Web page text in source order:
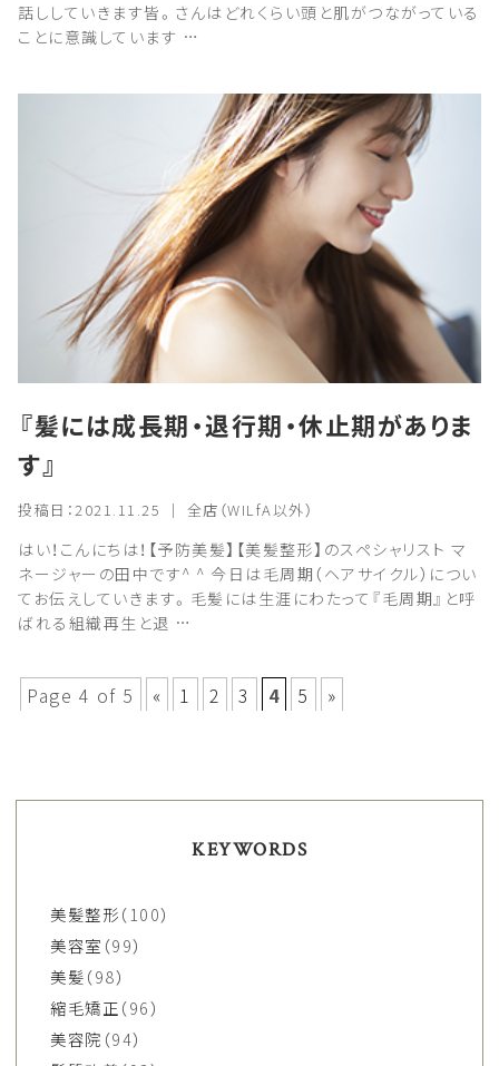
話ししていきます皆。さんはどれくらい頭と肌がつながっている
ことに意識しています …
『髪には成長期・退行期・休止期がありま
す』
投稿日：2021.11.25 ｜ 全店（WILfA以外）
はい！こんにちは！【予防美髪】【美髪整形】のスペシャリスト マ
ネージャーの田中です^ ^ 今日は毛周期（ヘアサイクル）につい
てお伝えしていきます。毛髪には生涯にわたって『毛周期』と呼
ばれる組織再生と退 …
Page 4 of 5 « 1 2 3 4 5 »
KEYWORDS
美髪整形（100）
美容室 （99）
美髪（98）
縮毛矯正（96）
美容院 （94）